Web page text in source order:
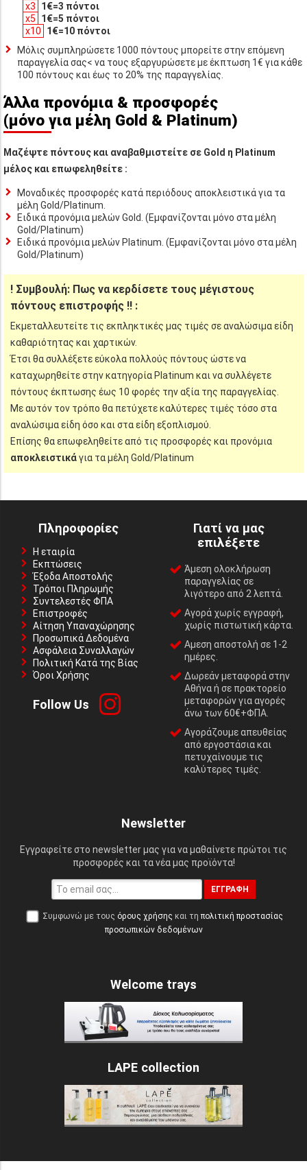
x3
1€=3 πόντοι
x5
1€=5 πόντοι
x10
1€=10 πόντοι
Μόλις συμπληρώσετε 1000 πόντους μπορείτε στην επόμενη
παραγγελία σας< να τους εξαργυρώσετε με έκπτωση 1€ για κάθε
100 πόντους και έως το 20% της παραγγελίας.
Άλλα προνόμια & προσφορές
(μόνο για μέλη Gold & Platinum)
Μαζέψτε πόντους και αναβαθμιστείτε σε Gold η Platinum
μέλος και επωφεληθείτε :
Μοναδικές προσφορές κατά περιόδους αποκλειστικά για τα
μέλη Gold/Platinum.
Ειδικά προνόμια μελών Gold. (Εμφανίζονται μόνο στα μέλη
Gold/Platinum)
Ειδικά προνόμια μελών Platinum. (Εμφανίζονται μόνο στα μέλη
Gold/Platinum)
! Συμβουλή: Πως να κερδίσετε τους μέγιστους
πόντους επιστροφής !! :
Εκμεταλλευτείτε τις εκπληκτικές μας τιμές σε αναλώσιμα είδη
καθαριότητας και χαρτικών.
Έτσι θα συλλέξετε εύκολα πολλούς πόντους ώστε να
καταχωρηθείτε στην κατηγορία Platinum και να συλλέγετε
πόντους έκπτωσης έως 10 φορές την αξία της παραγγελίας.
Με αυτόν τον τρόπο θα πετύχετε καλύτερες τιμές τόσο στα
αναλώσιμα είδη όσο και στα είδη εξοπλισμού.
Επίσης θα επωφεληθείτε από τις προσφορές και προνόμια
αποκλειστικάγια τα μέλη Gold/Platinum
Πληροφορίες
Η εταιρία
Εκπτώσεις
Έξοδα Αποστολής
Τρόποι Πληρωμής
Συντελεστές ΦΠΑ
Επιστροφές
Αίτηση Υπαναχώρησης
Προσωπικά Δεδομένα
Ασφάλεια Συναλλαγών
Πολιτική Κατά της Βίας
Όροι Χρήσης
Follow Us
Γιατί να μας
επιλέξετε
Άμεση ολοκλήρωση
παραγγελίας σε
λιγότερο από 2 λεπτά.
Αγορά χωρίς εγγραφή,
χωρίς πιστωτική κάρτα.
Αμεση αποστολή σε 1-2
ημέρες.
Δωρεάν μεταφορά στην
Αθήνα ή σε πρακτορείο
μεταφορών για αγορές
άνω των 60€+ΦΠΑ.
Αγοράζουμε απευθείας
από εργοστάσια και
πετυχαίνουμε τις
καλύτερες τιμές.
Newsletter
Εγγραφείτε στο newsletter μας για να μαθαίνετε πρώτοι τις
προσφορές και τα νέα μας προϊόντα!
ΕΓΓΡΑΦΉ
Συμφωνώ με τους όρους χρήσης και τη πολιτική προστασίας
προσωπικών δεδομένων
Welcome trays
LAPE collection